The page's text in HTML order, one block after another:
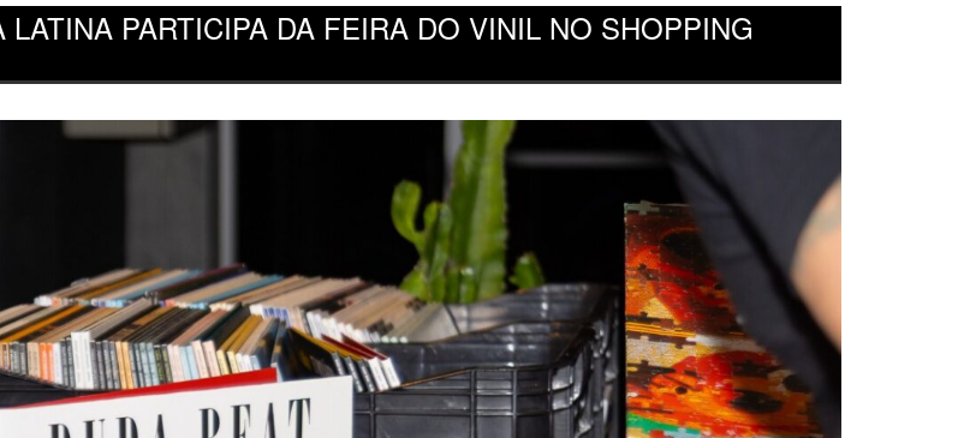
PARTICIPA DA FEIRA DO VINIL NO SHOPPING